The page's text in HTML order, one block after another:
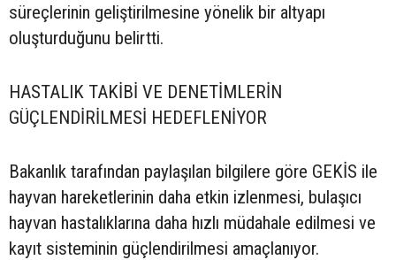
süreçlerinin geliştirilmesine yönelik bir altyapı
oluşturduğunu belirtti.
HASTALIK TAKİBİ VE DENETİMLERİN
GÜÇLENDİRİLMESİ HEDEFLENİYOR
Bakanlık tarafından paylaşılan bilgilere göre GEKİS ile
hayvan hareketlerinin daha etkin izlenmesi, bulaşıcı
hayvan hastalıklarına daha hızlı müdahale edilmesi ve
kayıt sisteminin güçlendirilmesi amaçlanıyor.